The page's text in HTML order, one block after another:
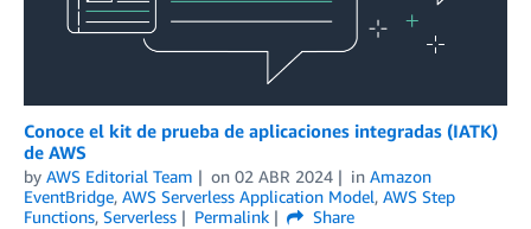
Conoce el kit de prueba de aplicaciones integradas (IATK)
de AWS
by AWS Editorial Team on 02 ABR 2024 in Amazon
EventBridge, AWS Serverless Application Model, AWS Step
Functions, Serverless Permalink
Share